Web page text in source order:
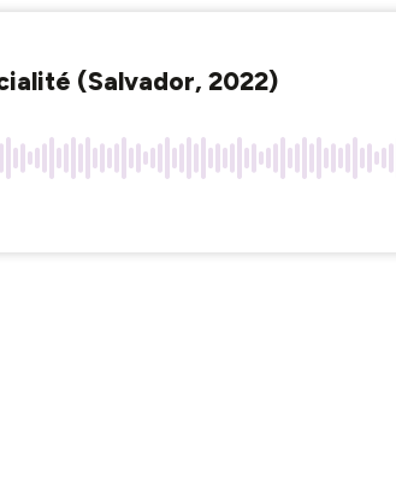
(Salvador, 2022)